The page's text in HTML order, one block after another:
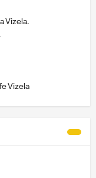
Vizela.
Vizela